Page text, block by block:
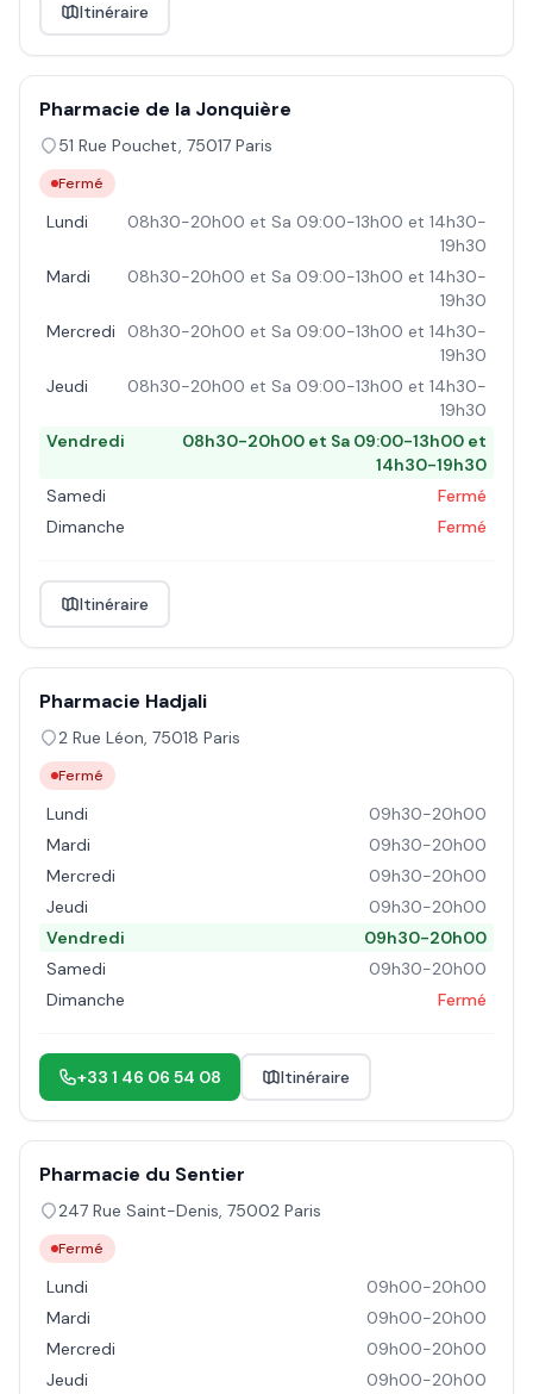
Itinéraire
Pharmacie de la Jonquière
51 Rue Pouchet, 75017 Paris
Fermé
Lundi
08h30-20h00 et Sa 09:00-13h00 et 14h30-
19h30
Mardi
08h30-20h00 et Sa 09:00-13h00 et 14h30-
19h30
Mercredi
08h30-20h00 et Sa 09:00-13h00 et 14h30-
19h30
Jeudi
08h30-20h00 et Sa 09:00-13h00 et 14h30-
19h30
Vendredi
08h30-20h00 et Sa 09:00-13h00 et
14h30-19h30
Samedi
Fermé
Dimanche
Fermé
Itinéraire
Pharmacie Hadjali
2 Rue Léon, 75018 Paris
Fermé
Lundi
09h30-20h00
Mardi
09h30-20h00
Mercredi
09h30-20h00
Jeudi
09h30-20h00
Vendredi
09h30-20h00
Samedi
09h30-20h00
Dimanche
Fermé
+33 1 46 06 54 08 Itinéraire
Pharmacie du Sentier
247 Rue Saint-Denis, 75002 Paris
Fermé
Lundi
09h00-20h00
Mardi
09h00-20h00
Mercredi
09h00-20h00
Jeudi
09h00-20h00